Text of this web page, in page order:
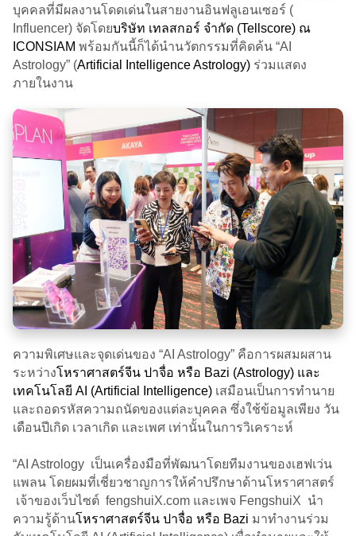
บุคคลที่มีผลงานโดดเด่นในสายงานอินฟลูเอนเซอร์ (
Influencer) จัดโดยบริษัท เทลสกอร์ จำกัด (Tellscore) ณ
ICONSIAM พร้อมกันนี้ก็ได้นำนวัตกรรมที่คิดค้น “AI
Astrology” (Artificial Intelligence Astrology) ร่วมแสดง
ภายในงาน
ความพิเศษและจุดเด่นของ “AI Astrology” คือการผสมผสาน
ระหว่างโหราศาสตร์จีน ปาจื่อ หรือ Bazi (Astrology) และ
เทคโนโลยี AI (Artificial Intelligence) เสมือนเป็นการทำนาย
และถอดรหัสความถนัดของแต่ละบุคคล ซึ่งใช้ข้อมูลเพียง วัน
เดือนปีเกิด เวลาเกิด และเพศ เท่านั้นในการวิเคราะห์
“AI Astrology เป็นเครื่องมือที่พัฒนาโดยทีมงานของเฮฟเว่น
แพลน โดยผมที่เชี่ยวชาญการให้คำปรึกษาด้านโหราศาสตร์
เจ้าของเว็บไซต์ fengshuiX.com และเพจ FengshuiX นำ
ความรู้ด้านโหราศาสตร์จีน ปาจื่อ หรือ Bazi มาทำงานร่วม